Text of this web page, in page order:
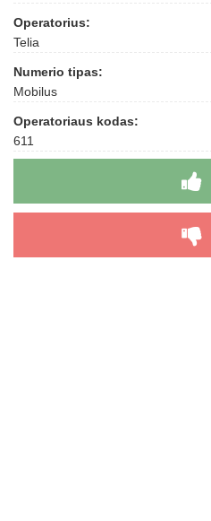
Operatorius:
Telia
Numerio tipas:
Mobilus
Operatoriaus kodas:
611